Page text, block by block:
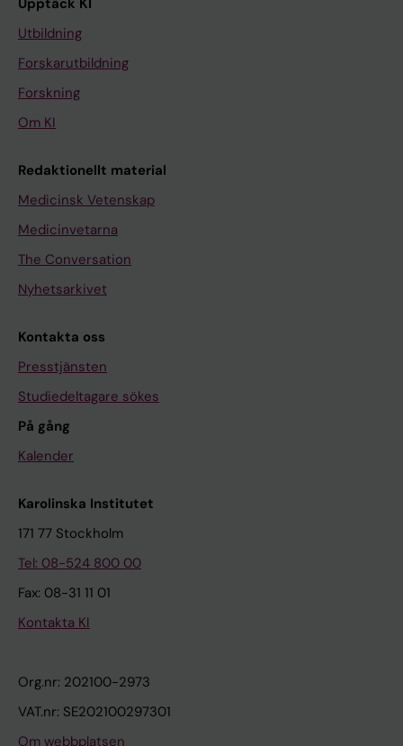
Utbildning
Forskarutbildning
Forskning
Om KI
Redaktionellt material
Medicinsk Vetenskap
Medicinvetarna
The Conversation
Nyhetsarkivet
Kontakta oss
Presstjänsten
Studiedeltagare sökes
På gång
Kalender
Karolinska Institutet
171 77 Stockholm
Tel: 08-524 800 00
Fax: 08-31 11 01
Kontakta KI
Org.nr: 202100-2973
VAT.nr: SE202100297301
Om webbplatsen